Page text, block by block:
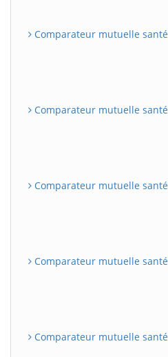
Comparateur mutuelle
Comparateur mutuelle
Comparateur mutuelle
Comparateur mutuelle
Comparateur mutuelle